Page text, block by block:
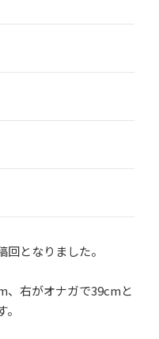
となりました。
、右がオナガで39cmと